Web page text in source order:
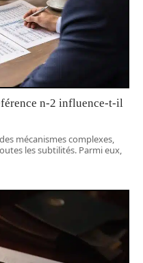
n-2 influence-t-il
mécanismes complexes,
les subtilités. Parmi eux,